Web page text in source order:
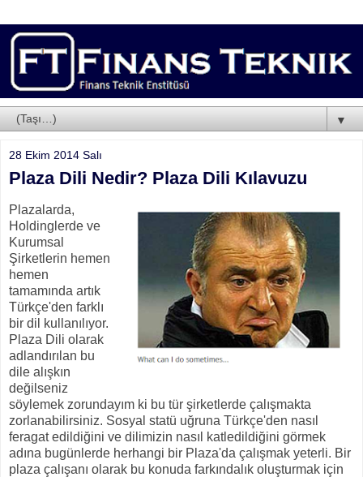
▼
28 Ekim 2014 Salı
Plaza Dili Nedir? Plaza Dili Kılavuzu
Plazalarda,
Holdinglerde ve
Kurumsal
Şirketlerin hemen
hemen
tamamında artık
Türkçe'den farklı
bir dil kullanılıyor.
Plaza Dili olarak
adlandırılan bu
dile alışkın
değilseniz
söylemek zorundayım ki bu tür şirketlerde çalışmakta
zorlanabilirsiniz. Sosyal statü uğruna Türkçe'den nasıl
feragat edildiğini ve dilimizin nasıl katledildiğini görmek
adına bugünlerde herhangi bir Plaza'da çalışmak yeterli. Bir
plaza çalışanı olarak bu konuda farkındalık oluşturmak için